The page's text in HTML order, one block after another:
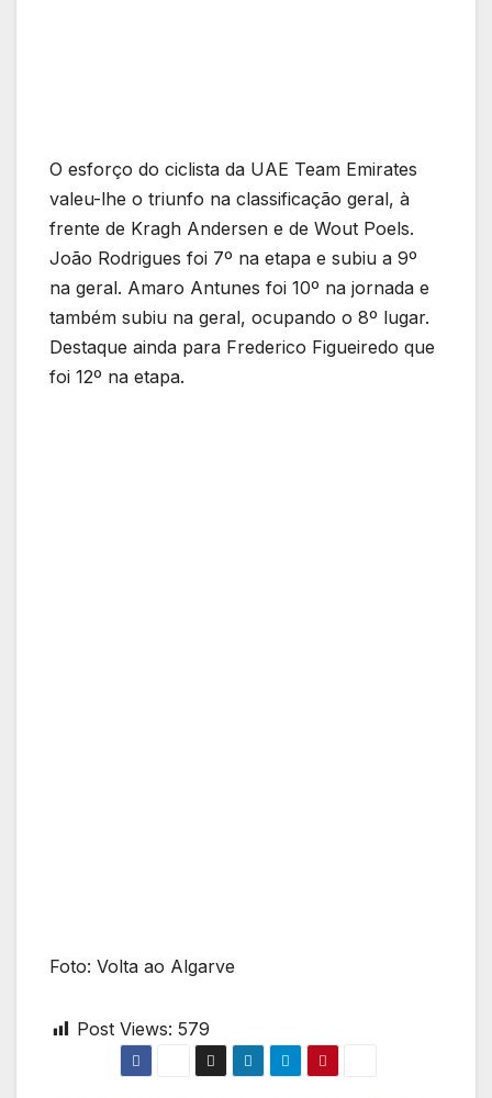
O esforço do ciclista da UAE Team Emirates
valeu-lhe o triunfo na classificação geral, à
frente de Kragh Andersen e de Wout Poels.
João Rodrigues foi 7º na etapa e subiu a 9º
na geral. Amaro Antunes foi 10º na jornada e
também subiu na geral, ocupando o 8º lugar.
Destaque ainda para Frederico Figueiredo que
foi 12º na etapa.
Foto: Volta ao Algarve
Post Views: 579